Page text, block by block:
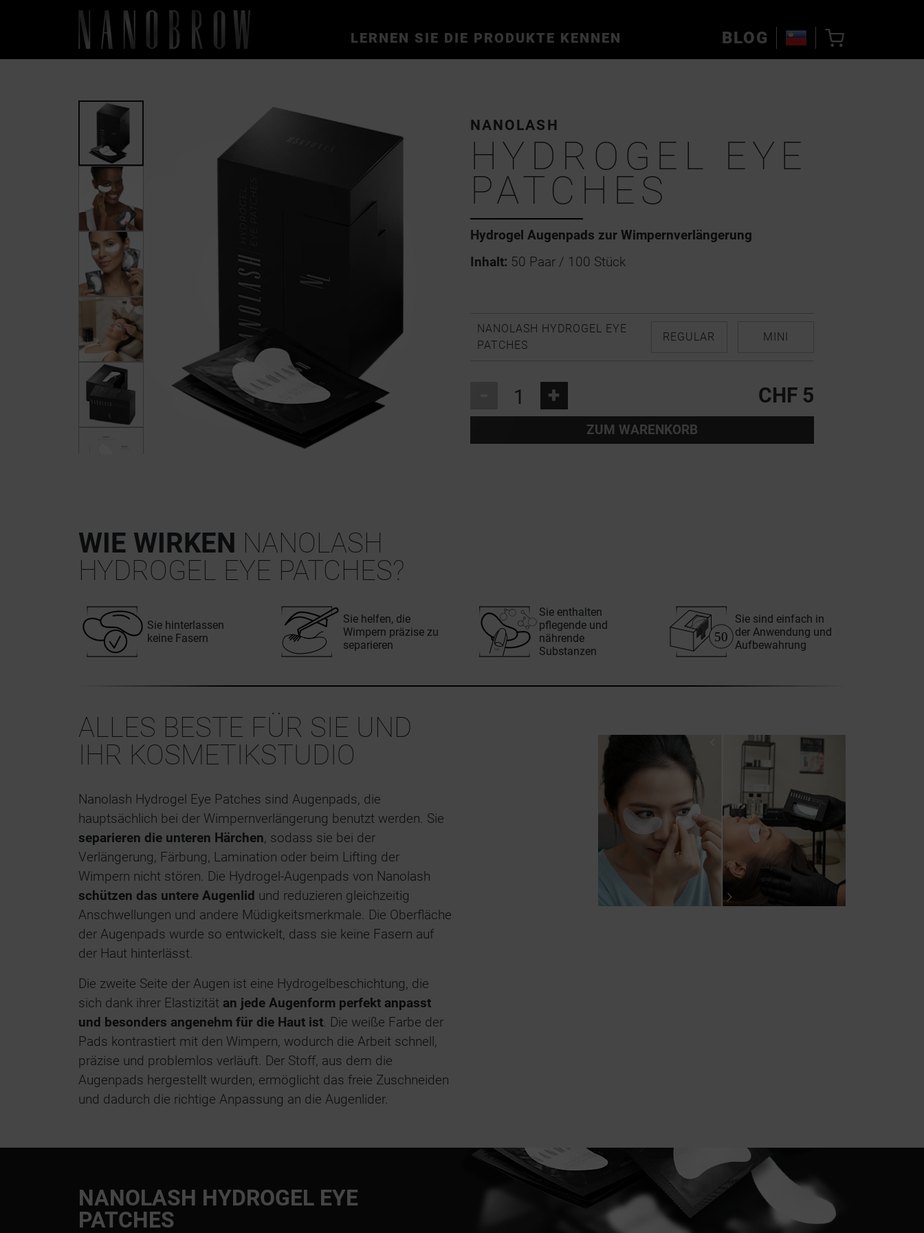
LERNEN SIE DIE PRODUKTE KENNEN BLOG
NANOLASH
HYDROGEL EYE
PATCHES
Hydrogel Augenpads zur Wimpernverlängerung
Inhalt: 50 Paar / 100 Stück
NANOLASH HYDROGEL EYE
PATCHES
REGULAR MINI
+ CHF 5
ZUM WARENKORB
WIE WIRKEN NANOLASH
HYDROGEL EYE PATCHES?
Sie hinterlassen
keine Fasern
Sie helfen, die
Wimpern präzise zu
separieren
Sie enthalten
pflegende und
nährende
Substanzen
Sie sind einfach in
der Anwendung und
Aufbewahrung
ALLES BESTE FÜR SIE UND
IHR KOSMETIKSTUDIO
Nanolash Hydrogel Eye Patches sind Augenpads, die
hauptsächlich bei der Wimpernverlängerung benutzt werden. Sie
separieren die unteren Härchen, sodass sie bei der
Verlängerung, Färbung, Lamination oder beim Lifting der
Wimpern nicht stören. Die Hydrogel-Augenpads von Nanolash
schützen das untere Augenlid und reduzieren gleichzeitig
Anschwellungen und andere Müdigkeitsmerkmale. Die Oberfläche
der Augenpads wurde so entwickelt, dass sie keine Fasern auf
der Haut hinterlässt.
Die zweite Seite der Augen ist eine Hydrogelbeschichtung, die
sich dank ihrer Elastizität an jede Augenform perfekt anpasst
und besonders angenehm für die Haut ist. Die weiße Farbe der
Pads kontrastiert mit den Wimpern, wodurch die Arbeit schnell,
präzise und problemlos verläuft. Der Stoff, aus dem die
Augenpads hergestellt wurden, ermöglicht das freie Zuschneiden
und dadurch die richtige Anpassung an die Augenlider.
NANOLASH HYDROGEL EYE
PATCHES